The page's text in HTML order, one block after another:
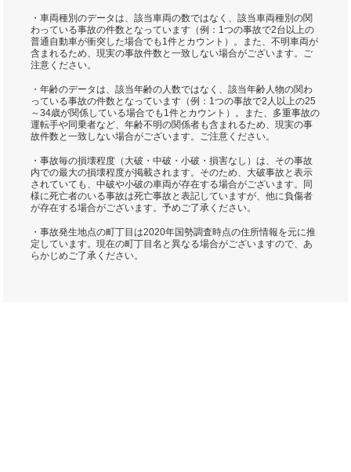
・車両種別のデータは、該当車両の数ではなく、該当車両種別の関
わっている事故の件数となっています（例：1つの事故で2台以上の
普通自動車が衝突した場合でも1件とカウント）。また、不明車両が
含まれるため、現実の事故件数と一致しない場合がございます。ご
注意ください。
・年齢のデータは、該当年齢の人数ではなく、該当年齢人物の関わ
っている事故の件数となっています（例：1つの事故で2人以上の25
～34歳が関係している場合でも1件とカウント）。また、多重事故の
運転手や同乗者など、年齢不明の関係者も含まれるため、現実の事
故件数と一致しない場合がございます。ご注意ください。
・事故毎の損壊程度（大破・中破・小破・損害なし）は、その事故
内での最大の損壊程度が掲載されます。そのため、大破事故と表示
されていても、中破や小破の車両が存在する場合がございます。同
様に死亡者のいる事故は死亡事故と表記していますが、他に負傷者
が存在する場合がございます。予めご了承ください。
・事故発生地点の町丁目は2020年国勢調査時点の住所情報を元に推
定しています。現在の町丁目名と異なる場合がございますので、あ
らかじめご了承ください。